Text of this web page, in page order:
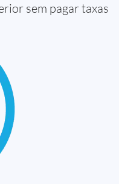
sem pagar taxas